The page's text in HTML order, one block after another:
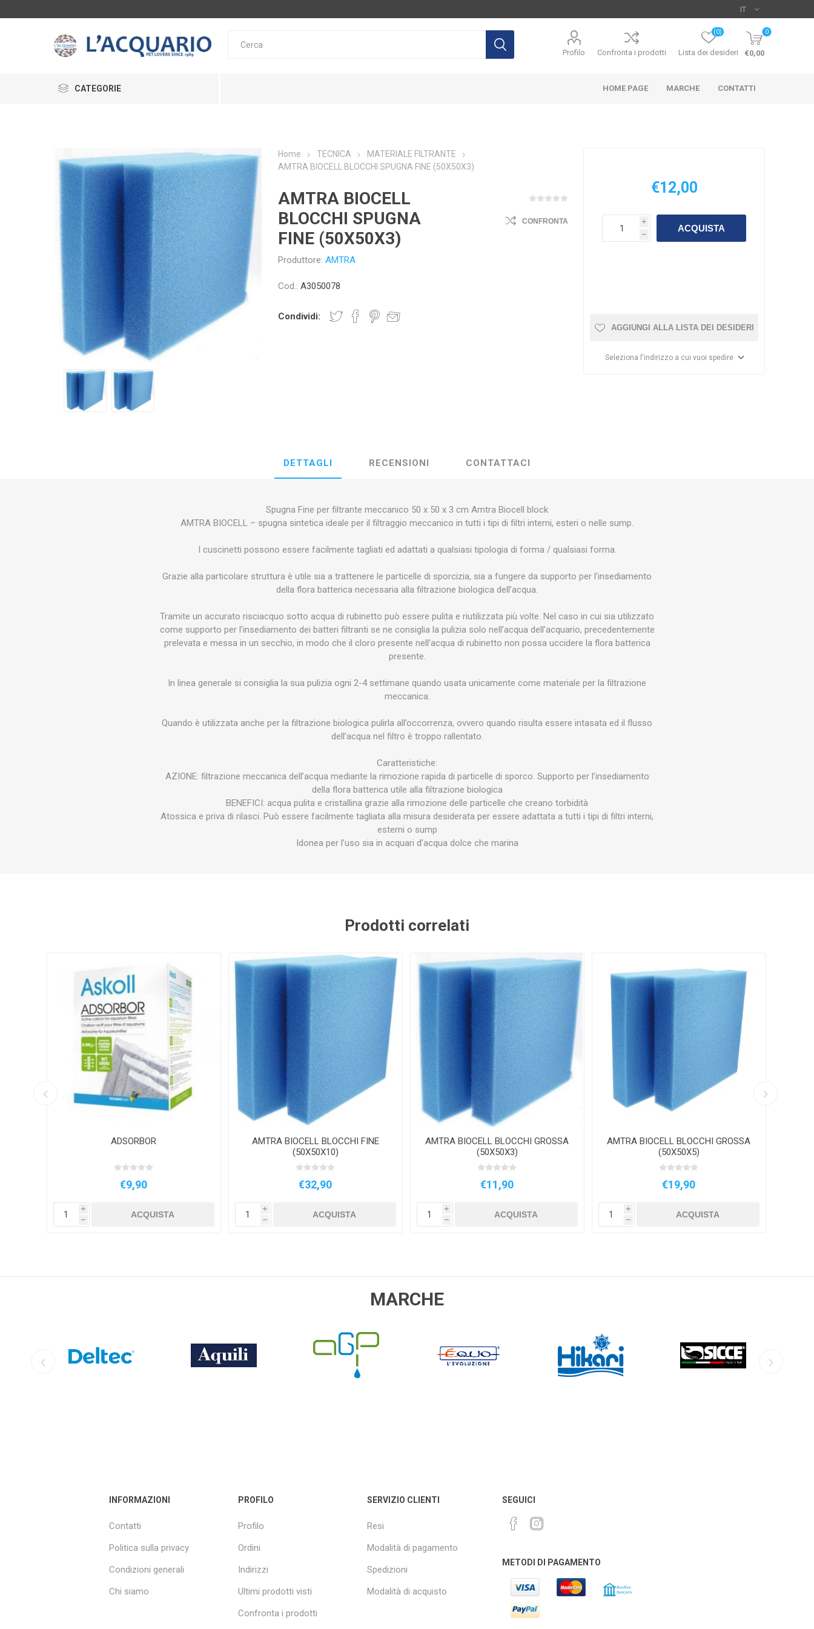
Profilo Confronta i prodotti Lista dei desideri
(0) 0
€0,00
CATEGORIE
ARREDAMENTO ACQUARI
ALIMENTAZIONE
LAGHETTO
INTEGRATORI
ACCESSORI
TECNICA ACQUA SALATA
TECNICA
HOME PAGE MARCHE
SERA TETRA DELTEC AQUILI EQUO
NEWA ASKOLL
AQUA
EASY LED EDEN PONTEC OASE
HANNA
TWINSTAR SALIFERT
KORALLEN
SCHEGO RED SEA FAUNA MARIN ATI DUPLA AQPET
SHG POLYP LAB AQUAEL
CONTATTI
Home TECNICA
MATERIALE FILTRANTE
AMTRA BIOCELL BLOCCHI SPUGNA FINE (50X50X3)
AMTRA BIOCELL
BLOCCHI SPUGNA
FINE (50X50X3)
Produttore: AMTRA
CONFRONTA
Cod.: A3050078
Condividi:
€12,00
i
h
ACQUISTA
AGGIUNGI ALLA LISTA DEI DESIDERI
Seleziona l'indirizzo a cui vuoi spedire
DETTAGLI RECENSIONI CONTATTACI
Spugna Fine per filtrante meccanico 50 x 50 x 3 cm Amtra Biocell block
AMTRA BIOCELL – spugna sintetica ideale per il filtraggio meccanico in tutti i tipi di filtri interni, esteri o nelle sump.
I cuscinetti possono essere facilmente tagliati ed adattati a qualsiasi tipologia di forma / qualsiasi forma.
Grazie alla particolare struttura è utile sia a trattenere le particelle di sporcizia, sia a fungere da supporto per l’insediamento
della flora batterica necessaria alla filtrazione biologica dell’acqua.
Tramite un accurato risciacquo sotto acqua di rubinetto può essere pulita e riutilizzata più volte. Nel caso in cui sia utilizzato
come supporto per l’insediamento dei batteri filtranti se ne consiglia la pulizia solo nell’acqua dell’acquario, precedentemente
prelevata e messa in un secchio, in modo che il cloro presente nell’acqua di rubinetto non possa uccidere la flora batterica
presente.
In linea generale si consiglia la sua pulizia ogni 2-4 settimane quando usata unicamente come materiale per la filtrazione
meccanica.
Quando è utilizzata anche per la filtrazione biologica pulirla all’occorrenza, ovvero quando risulta essere intasata ed il flusso
dell’acqua nel filtro è troppo rallentato.
Caratteristiche:
AZIONE: filtrazione meccanica dell’acqua mediante la rimozione rapida di particelle di sporco. Supporto per l’insediamento
della flora batterica utile alla filtrazione biologica
BENEFICI: acqua pulita e cristallina grazie alla rimozione delle particelle che creano torbidità
Atossica e priva di rilasci. Può essere facilmente tagliata alla misura desiderata per essere adattata a tutti i tipi di filtri interni,
esterni o sump
Idonea per l’uso sia in acquari d’acqua dolce che marina
Prodotti correlati
ADSORBOR
€9,90
i
h
ACQUISTA
AMTRA BIOCELL BLOCCHI FINE
(50X50X10)
€32,90
i
h
ACQUISTA
AMTRA BIOCELL BLOCCHI GROSSA
(50X50X3)
€11,90
i
h
ACQUISTA
AMTRA BIOCELL BLOCCHI GROSSA
(50X50X5)
€19,90
i
h
ACQUISTA
MARCHE
AGP HIKARI
INFORMAZIONI
Contatti
Politica sulla privacy
Condizioni generali
Chi siamo
PROFILO
Profilo
Ordini
Indirizzi
Ultimi prodotti visti
Confronta i prodotti
SERVIZIO CLIENTI
Resi
Modalità di pagamento
Spedizioni
Modalità di acquisto
SEGUICI
METODI DI PAGAMENTO